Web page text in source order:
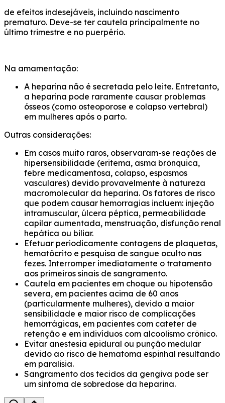
de efeitos indesejáveis, incluindo nascimento
prematuro. Deve-se ter cautela principalmente no
último trimestre e no puerpério.
Na amamentação:
A heparina não é secretada pelo leite. Entretanto,
a heparina pode raramente causar problemas
ósseos (como osteoporose e colapso vertebral)
em mulheres após o parto.
Outras considerações:
Em casos muito raros, observaram-se reações de
hipersensibilidade (eritema, asma brônquica,
febre medicamentosa, colapso, espasmos
vasculares) devido provavelmente à natureza
macromolecular da heparina. Os fatores de risco
que podem causar hemorragias incluem: injeção
intramuscular, úlcera péptica, permeabilidade
capilar aumentada, menstruação, disfunção renal
hepática ou biliar.
Efetuar periodicamente contagens de plaquetas,
hematócrito e pesquisa de sangue oculto nas
fezes. Interromper imediatamente o tratamento
aos primeiros sinais de sangramento.
Cautela em pacientes em choque ou hipotensão
severa, em pacientes acima de 60 anos
(particularmente mulheres), devido a maior
sensibilidade e maior risco de complicações
hemorrágicas, em pacientes com cateter de
retenção e em indivíduos com alcoolismo crônico.
Evitar anestesia epidural ou punção medular
devido ao risco de hematoma espinhal resultando
em paralisia.
Sangramento dos tecidos da gengiva pode ser
um sintoma de sobredose da heparina.